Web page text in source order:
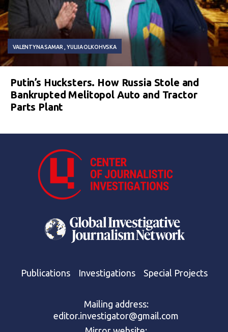
VALENTYNA SAMAR YULIIA OLKOHVSKA
Putin’s Hucksters. How Russia Stole and
Bankrupted Melitopol Auto and Tractor
Parts Plant
Publications Investigations Special Projects
Mailing address:
editor.investigator@gmail.com